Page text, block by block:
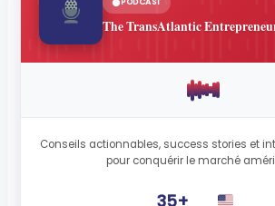
PODCAST
The TransAtlantic
Conseils actionnables, success stories et
pour conquérir le marché
35+